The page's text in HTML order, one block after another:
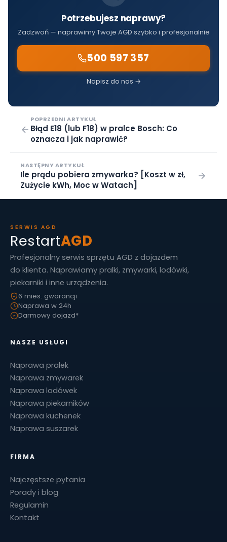
Potrzebujesz naprawy?
Zadzwoń — naprawimy Twoje AGD szybko i profesjonalnie
500 597 357
Napisz do nas →
POPRZEDNI ARTYKUŁ
Błąd E18 (lub F18) w pralce Bosch: Co
oznacza i jak naprawić?
NASTĘPNY ARTYKUŁ
Ile prądu pobiera zmywarka? [Koszt w zł,
Zużycie kWh, Moc w Watach]
SERWIS AGD
RestartAGD
Profesjonalny serwis sprzętu AGD z dojazdem
do klienta. Naprawiamy pralki, zmywarki, lodówki,
piekarniki i inne urządzenia.
6 mies. gwarancji
Naprawa w 24h
Darmowy dojazd*
NASZE USŁUGI
Naprawa pralek
Naprawa zmywarek
Naprawa lodówek
Naprawa piekarników
Naprawa kuchenek
Naprawa suszarek
FIRMA
Najczęstsze pytania
Porady i blog
Regulamin
Kontakt